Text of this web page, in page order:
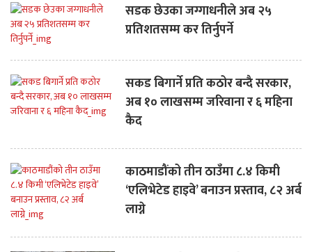
सडक छेउका जग्गाधनीले अब २५
प्रतिशतसम्म कर तिर्नुपर्ने
सकड बिगार्ने प्रति कठोर बन्दै सरकार,
अब १० लाखसम्म जरिवाना र ६ महिना
कैद
काठमाडौंको तीन ठाउँमा ८.४ किमी
‘एलिभेटेड हाइवे’ बनाउन प्रस्ताव, ८२ अर्ब
लाग्ने